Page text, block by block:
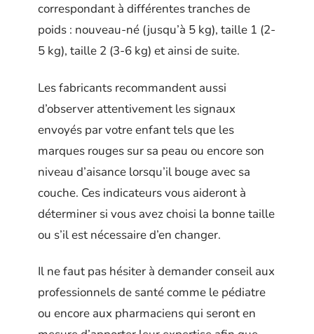
correspondant à différentes tranches de
poids : nouveau-né (jusqu’à 5 kg), taille 1 (2-
5 kg), taille 2 (3-6 kg) et ainsi de suite.
Les fabricants recommandent aussi
d’observer attentivement les signaux
envoyés par votre enfant tels que les
marques rouges sur sa peau ou encore son
niveau d’aisance lorsqu’il bouge avec sa
couche. Ces indicateurs vous aideront à
déterminer si vous avez choisi la bonne taille
ou s’il est nécessaire d’en changer.
Il ne faut pas hésiter à demander conseil aux
professionnels de santé comme le pédiatre
ou encore aux pharmaciens qui seront en